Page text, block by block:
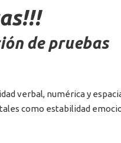
de pruebas
verbal, numérica y
como estabilidad